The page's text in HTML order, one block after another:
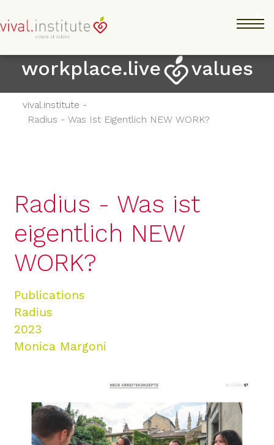
principale
workplace.live values
vival.institute -
Radius - Was Ist Eigentlich NEW WORK?
Radius - Was ist
eigentlich NEW
WORK?
Publications
Radius
2023
Monica Margoni